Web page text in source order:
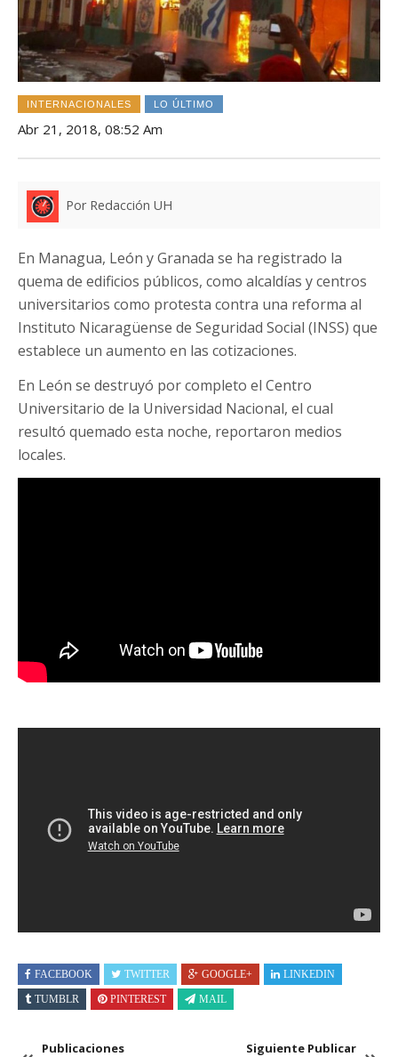
INTERNACIONALES LO ÚLTIMO
Abr 21, 2018, 08:52 Am
Por Redacción UH
En Managua, León y Granada se ha registrado la
quema de edificios públicos, como alcaldías y centros
universitarios como protesta contra una reforma al
Instituto Nicaragüense de Seguridad Social (INSS) que
establece un aumento en las cotizaciones.
En León se destruyó por completo el Centro
Universitario de la Universidad Nacional, el cual
resultó quemado esta noche, reportaron medios
locales.
FACEBOOK TWITTER GOOGLE+
LINKEDIN
TUMBLR
PINTEREST MAIL
Publicaciones
Siguiente Publicar